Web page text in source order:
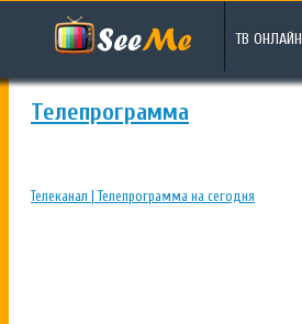
ТВ ОНЛАЙН
Телепрограмма
Телеканал | Телепрограмма на сегодня